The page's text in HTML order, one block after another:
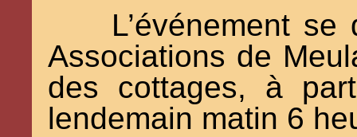
L’événement
Associations de
des cottages, à
lendemain matin 6